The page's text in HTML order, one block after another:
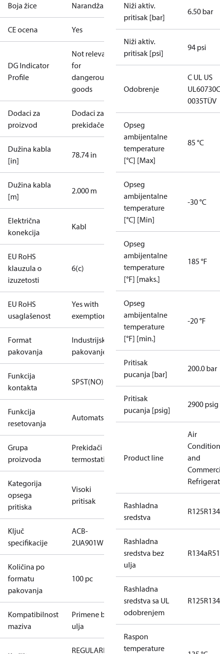
Boja žice Narandžasta
CE ocena Yes
DG Indicator
Profile
Not relevant
for
dangerous
goods
Dodaci za
proizvod
Dodaci za
prekidače
Dužina kabla
[in]
78.74 in
Dužina kabla
[m]
2.000 m
Električna
konekcija
Kabl
EU RoHS
klauzula o
izuzetosti
6(c)
EU RoHS
usaglašenost
Yes with
exemptions
Format
pakovanja
Industrijsko
pakovanje
Funkcija
kontakta
SPST(NO)
Funkcija
resetovanja
Automatski
Grupa
proizvoda
Prekidači i
termostati
Kategorija
opsega
pritiska
Visoki
pritisak
Ključ
specifikacije
ACB-
2UA901W
Količina po
formatu
pakovanja
100 pc
Kompatibilnost
maziva
Primene bez
ulja
REGULARNI
Niži aktiv.
pritisak [bar]
6.50 bar
Niži aktiv.
pritisak [psi]
94 psi
Odobrenje
C UL US
UL60730
0035TÜV
Opseg
ambijentalne
temperature
[°C] [Max]
85 °C
Opseg
ambijentalne
temperature
[°C] [Min]
-30 °C
Opseg
ambijentalne
temperature
[°F] [maks.]
185 °F
Opseg
ambijentalne
temperature
[°F] [min.]
-20 °F
Pritisak
pucanja [bar]
200.0 bar
Pritisak
pucanja [psig]
2900 psig
Product line
Air
and
Rashladna
sredstva
R125
Rashladna
sredstva bez
ulja
R134a
Rashladna
sredstva sa UL
odobrenjem
R125
Raspon
temperature